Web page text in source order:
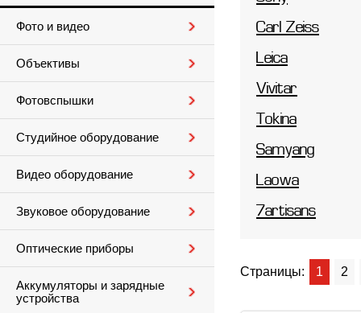
Фото и видео
Объективы
Фотовспышки
Студийное оборудование
Видео оборудование
Звуковое оборудование
Оптические приборы
Аккумуляторы и зарядные
устройства
Carl Zeiss
Leica
Vivitar
Tokina
Samyang
Laowa
7artisans
Страницы: 1 2